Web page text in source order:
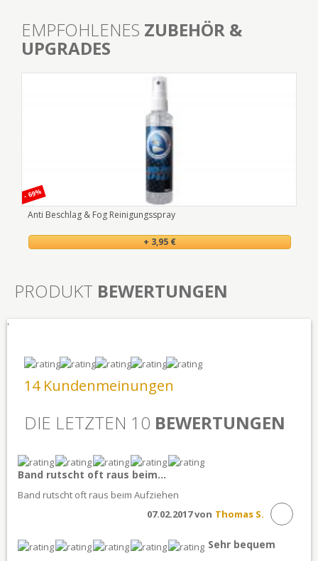
EMPFOHLENES ZUBEHÖR &
UPGRADES
- 69%
Anti Beschlag & Fog Reinigungsspray
+ 3,95 €
PRODUKT BEWERTUNGEN
'
14 Kundenmeinungen
DIE LETZTEN 10 BEWERTUNGEN
Band rutscht oft raus beim...
Band rutscht oft raus beim Aufziehen
Thomas S.
07.02.2017 von
Sehr bequem